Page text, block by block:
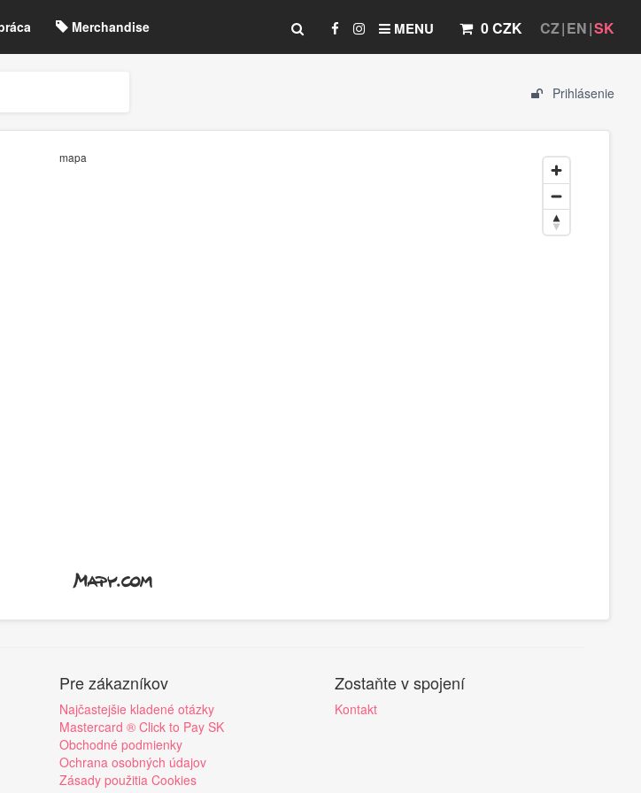
CZ EN SK
0 CZK
MENU
Merchandise
Prihlásenie
mapa
Pre zákazníkov
Najčastejšie kladené otázky
Mastercard ® Click to Pay SK
Obchodné podmienky
Ochrana osobných údajov
Zásady použitia Cookies
Zostaňte v spojení
Kontakt